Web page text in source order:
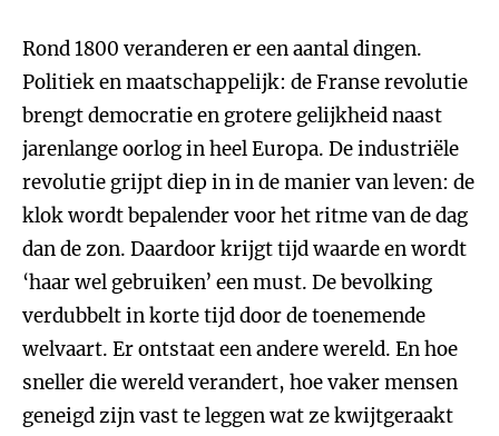
Rond 1800 veranderen er een aantal dingen.
Politiek en maatschappelijk: de Franse revolutie
brengt democratie en grotere gelijkheid naast
jarenlange oorlog in heel Europa. De industriële
revolutie grijpt diep in in de manier van leven: de
klok wordt bepalender voor het ritme van de dag
dan de zon. Daardoor krijgt tijd waarde en wordt
‘haar wel gebruiken’ een must. De bevolking
verdubbelt in korte tijd door de toenemende
welvaart. Er ontstaat een andere wereld. En hoe
sneller die wereld verandert, hoe vaker mensen
geneigd zijn vast te leggen wat ze kwijtgeraakt